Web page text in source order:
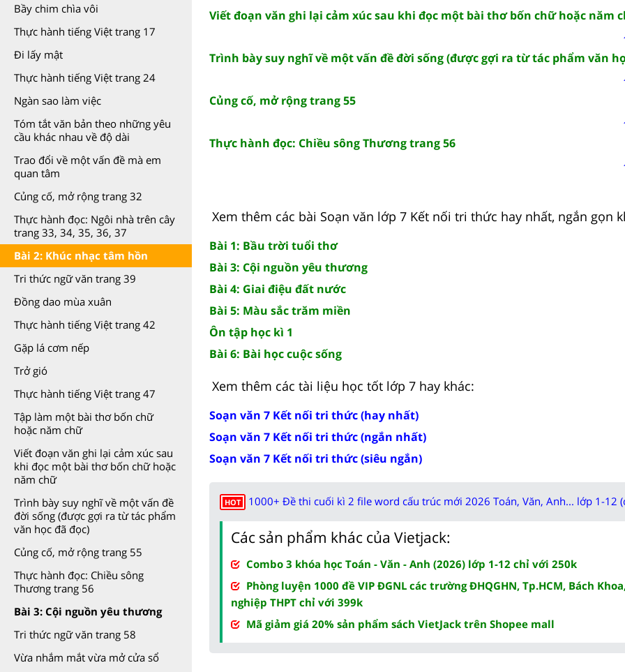
Bầy chim chìa vôi
Thực hành tiếng Việt trang 17
Đi lấy mật
Thực hành tiếng Việt trang 24
Ngàn sao làm việc
Tóm tắt văn bản theo những yêu
cầu khác nhau về độ dài
Trao đổi về một vấn đề mà em
quan tâm
Củng cố, mở rộng trang 32
Thực hành đọc: Ngôi nhà trên cây
trang 33, 34, 35, 36, 37
Bài 2: Khúc nhạc tâm hồn
Tri thức ngữ văn trang 39
Đồng dao mùa xuân
Thực hành tiếng Việt trang 42
Gặp lá cơm nếp
Trở gió
Thực hành tiếng Việt trang 47
Tập làm một bài thơ bốn chữ
hoặc năm chữ
Viết đoạn văn ghi lại cảm xúc sau
khi đọc một bài thơ bốn chữ hoặc
năm chữ
Trình bày suy nghĩ về một vấn đề
đời sống (được gợi ra từ tác phẩm
văn học đã đọc)
Củng cố, mở rộng trang 55
Thực hành đọc: Chiều sông
Thương trang 56
Bài 3: Cội nguồn yêu thương
Tri thức ngữ văn trang 58
Vừa nhắm mắt vừa mở cửa sổ
Viết đoạn văn ghi lại cảm xúc sau khi đọc một bài thơ bốn chữ hoặc năm
Trình bày suy nghĩ về một vấn đề đời sống (được gợi ra từ tác phẩm văn
Củng cố, mở rộng trang 55
Thực hành đọc: Chiều sông Thương trang 56
Xem thêm các bài Soạn văn lớp 7 Kết nối tri thức hay nhất, ngắn gọn
Bài 1: Bầu trời tuổi thơ
Bài 3: Cội nguồn yêu thương
Bài 4: Giai điệu đất nước
Bài 5: Màu sắc trăm miền
Ôn tập học kì 1
Bài 6: Bài học cuộc sống
Xem thêm các tài liệu học tốt lớp 7 hay khác:
Soạn văn 7 Kết nối tri thức (hay nhất)
Soạn văn 7 Kết nối tri thức (ngắn nhất)
Soạn văn 7 Kết nối tri thức (siêu ngắn)
HOT 1000+ Đề thi cuối kì 2 file word cấu trúc mới 2026 Toán, Văn, Anh... lớp 1-12
Các sản phẩm khác của Vietjack:
Combo 3 khóa học Toán - Văn - Anh (2026) lớp 1-12 chỉ với 250k
Phòng luyện 1000 đề VIP ĐGNL các trường ĐHQGHN, Tp.HCM, Bách
nghiệp THPT chỉ với 399k
Mã giảm giá 20% sản phẩm sách VietJack trên Shopee mall